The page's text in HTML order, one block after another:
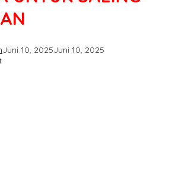
Juni 10, 2025Juni 10, 2025